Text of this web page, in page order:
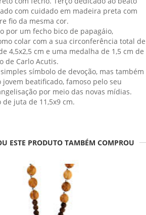
com cuidado em madeira preta com
fio da mesma cor.
por um fecho bico de papagáio,
colar com a sua circonferência total de
4,5x2,5 cm e uma medalha de 1,5 cm de
de Carlo Acutis.
símbolo de devoção, mas também
beatificado, famoso pelo seu
por meio das novas mídias.
juta de 11,5x9 cm.
ESTE PRODUTO TAMBÉM COMPROU